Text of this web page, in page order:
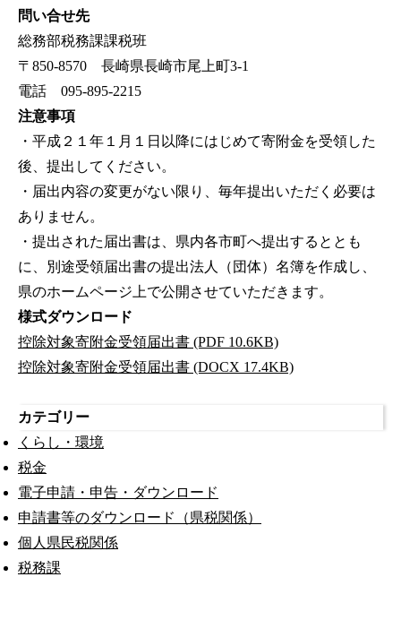
問い合せ先
総務部税務課課税班
〒850-8570 長崎県長崎市尾上町3-1
電話 095-895-2215
注意事項
・平成２１年１月１日以降にはじめて寄附金を受領した
後、提出してください。
・届出内容の変更がない限り、毎年提出いただく必要は
ありません。
・提出された届出書は、県内各市町へ提出するととも
に、別途受領届出書の提出法人（団体）名簿を作成し、
県のホームページ上で公開させていただきます。
様式ダウンロード
控除対象寄附金受領届出書 (PDF 10.6KB)
控除対象寄附金受領届出書 (DOCX 17.4KB)
カテゴリー
くらし・環境
税金
電子申請・申告・ダウンロード
申請書等のダウンロード（県税関係）
個人県民税関係
税務課